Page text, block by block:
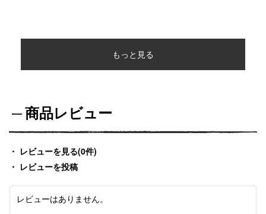
もっと見る
商品レビュー
レビューを見る(0件)
レビューを投稿
レビューはありません。